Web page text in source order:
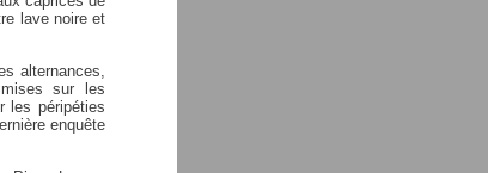
lave noire et
alternances,
mises sur les
les péripéties
enquête